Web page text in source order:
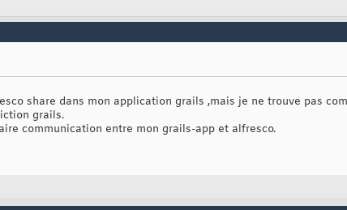
share dans mon application grails ,mais je ne trouve pas
grails.
communication entre mon grails-app et alfresco.